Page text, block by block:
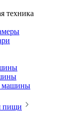
техника
машины
пищи